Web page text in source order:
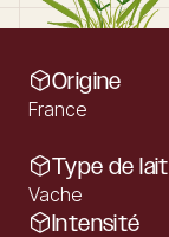
Origine
France
Type de lait
Vache
Intensité